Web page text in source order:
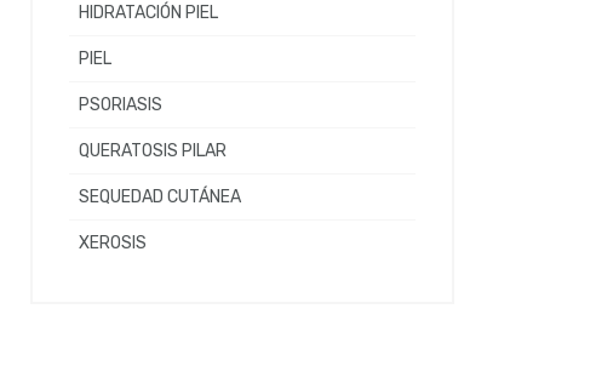
HIDRATACIÓN PIEL
PIEL
PSORIASIS
QUERATOSIS PILAR
SEQUEDAD CUTÁNEA
XEROSIS